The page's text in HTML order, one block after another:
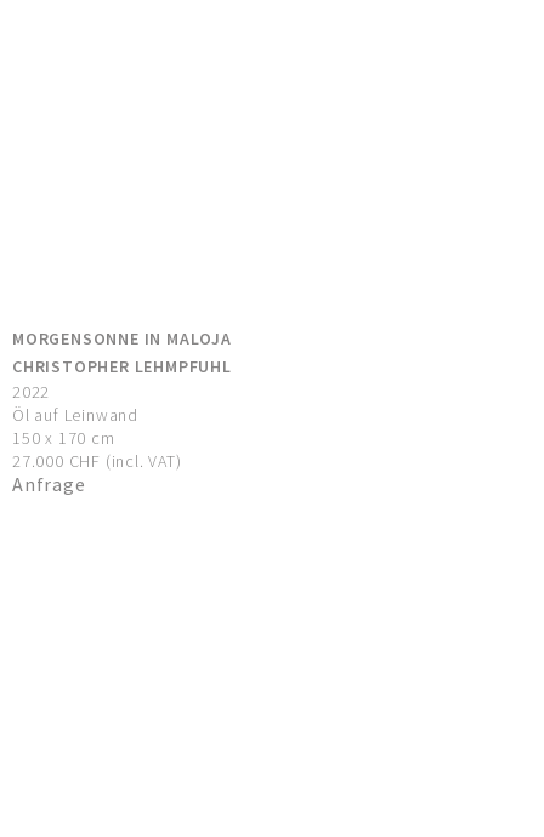
MORGENSONNE IN MALOJA
CHRISTOPHER LEHMPFUHL
2022
Öl auf Leinwand
150 x 170 cm
27.000 CHF (incl. VAT)
Anfrage